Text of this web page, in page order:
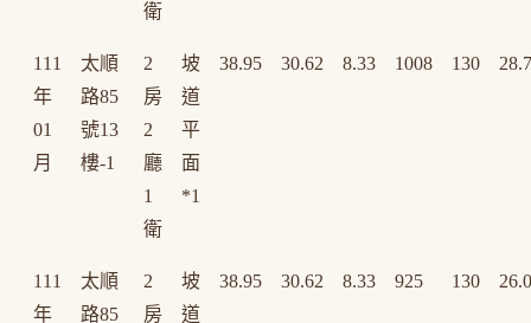
衛
111
年
01
月
太順
路85
號13
樓-1
2
房
2
廳
1
衛
坡
道
平
面
*1
38.95 30.62 8.33 1008 130 28.7
111
年
太順
路85
2
房
坡
道
38.95 30.62 8.33 925 130 26.0